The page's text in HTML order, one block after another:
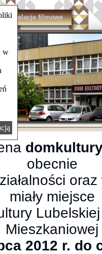
Relacje filmowe
obecnie
miały miejsce
Lubelskiej
Mieszkaniowej
2012 r. do
w